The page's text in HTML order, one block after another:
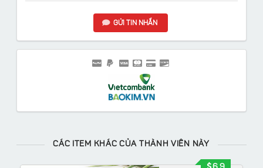
GỬI TIN NHẮN
CÁC ITEM KHÁC CỦA THÀNH VIÊN NÀY